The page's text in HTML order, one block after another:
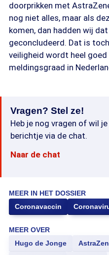
doorprikken met
nog niet alles, maar als
komen, dan hadden wij
geconcludeerd. Dat is
veiligheid wordt heel goed
meldingsgraad in
Vragen? Stel ze!
Heb je nog vragen of wil
berichtje via de chat.
Naar de chat
MEER IN HET DOSSIER
Coronavaccin
MEER OVER
Hugo de Jonge